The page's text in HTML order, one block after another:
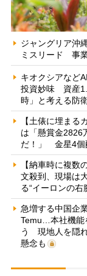
ジャングリア沖
ミスリード 事
キオクシアなど
投資妙味 資産
時」と考える防
【土俵に埋まる
は「懸賞金2826
だ！」 金星4個
【納車時に複数
文殺到、現場は
る“イーロンの右
急増する中国企
Temu…本社機能
う 現地人を隠
懸念も